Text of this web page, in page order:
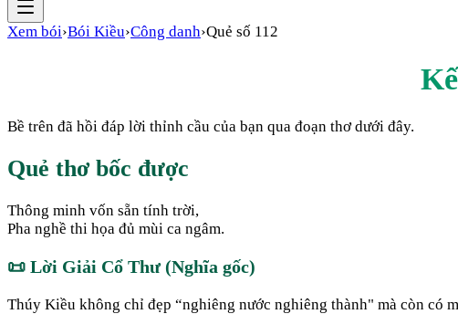
Xem bói›Bói Kiều›Công danh›Quẻ số 112
Bề trên đã hồi đáp lời thỉnh cầu của bạn qua đoạn thơ dưới đây.
Quẻ thơ bốc được
Thông minh vốn sẵn tính trời,
Pha nghề thi họa đủ mùi ca ngâm.
📜 Lời Giải Cổ Thư (Nghĩa gốc)
Thúy Kiều không chỉ đẹp “nghiêng nước nghiêng thành" mà còn có